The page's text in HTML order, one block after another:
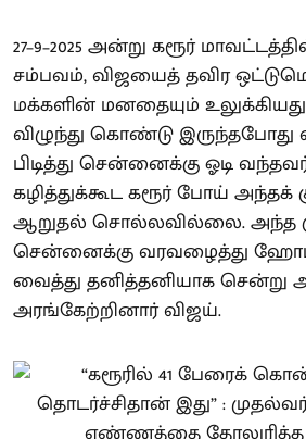
27–9–2025 அன்று கரூர்
சம்பவம், விஜயைத் தவிர
மக்களின் மனதையும்
விழுந்து கொண்டு
பிடித்து சென்னைக்கு ஓடி
கழித்துக்கூட கரூர் போய் அந்தக்
ஆறுதல் சொல்லவில்லை. அந்த
சென்னைக்கு வரவழைத்து
வைத்து தனித்தனியாக சென்று
அரங்கேற்றினார் விஜய்.